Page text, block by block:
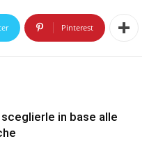
Pinterest
in base alle